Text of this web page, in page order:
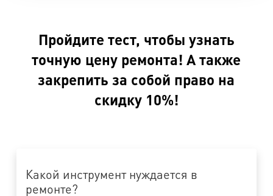
Пройдите тест, чтобы узнать
точную цену ремонта! А также
закрепить за собой право на
скидку 10%!
Какой инструмент нуждается в
ремонте?